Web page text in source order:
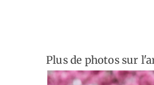
Plus de photos sur